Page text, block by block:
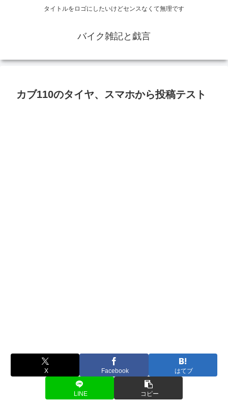
タイトルをロゴにしたいけどセンスなくて無理です
バイク雑記と戯言
カブ110のタイヤ、スマホから投稿テスト
X Facebook はてブ
LINE コピー